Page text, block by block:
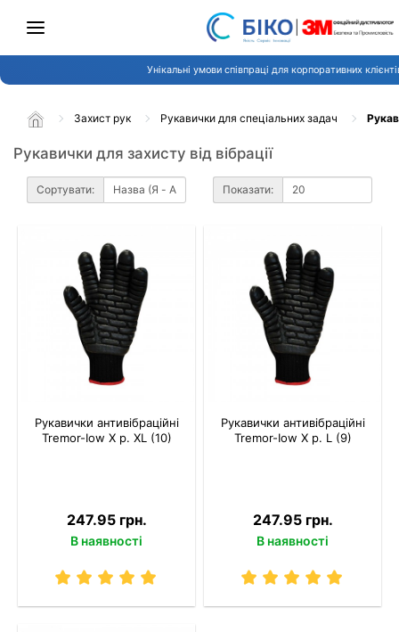
Унікальні умови співпраці для корпоративних
Захист рук Рукавички для спеціальних задач
Рукавички для захисту від вібрації
Сортувати: Показати:
Рукавички антивібраційні
Tremor-Іow X р. XL (10)
247.95 грн.
В наявності
Рукавички антивібраційні
Tremor-Іow X р. L (9)
247.95 грн.
В наявності